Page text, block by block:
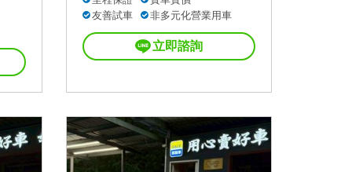
友善試車
非多元化營業用車
立即諮詢